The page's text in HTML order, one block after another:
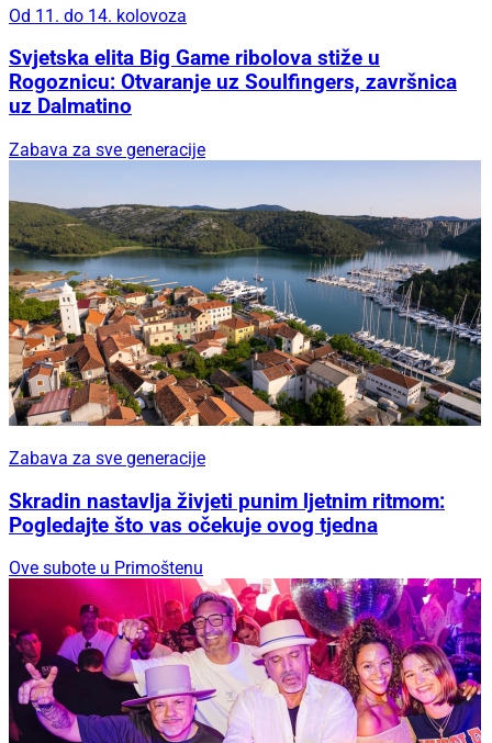
Od 11. do 14. kolovoza
Svjetska elita Big Game ribolova stiže u
Rogoznicu: Otvaranje uz Soulfingers, završnica
uz Dalmatino
Zabava za sve generacije
Zabava za sve generacije
Skradin nastavlja živjeti punim ljetnim ritmom:
Pogledajte što vas očekuje ovog tjedna
Ove subote u Primoštenu